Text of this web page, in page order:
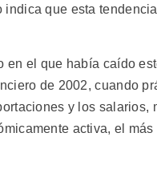
que esta
en el que había caído
de 2002, cuando
y los salarios,
activa, el